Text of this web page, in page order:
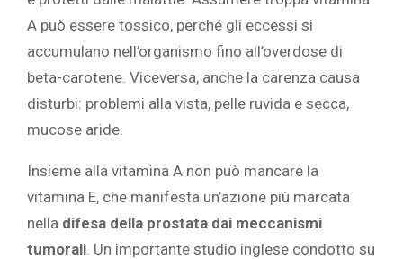
A può essere tossico, perché gli eccessi si
accumulano nell’organismo fino all’overdose di
beta-carotene. Viceversa, anche la carenza causa
disturbi: problemi alla vista, pelle ruvida e secca,
mucose aride.
Insieme alla vitamina A non può mancare la
vitamina E, che manifesta un’azione più marcata
nella difesa della prostata dai meccanismi
tumorali . Un importante studio inglese condotto su